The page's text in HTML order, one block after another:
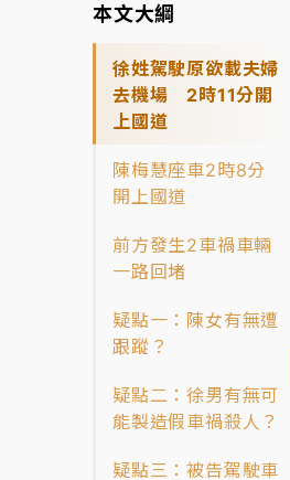
本文大綱
徐姓駕駛原欲載夫婦
去機場 2時11分開
上國道
陳梅慧座車2時8分
開上國道
前方發生2車禍車輛
一路回堵
疑點一：陳女有無遭
跟蹤？
疑點二：徐男有無可
能製造假車禍殺人？
疑點三：被告駕駛車